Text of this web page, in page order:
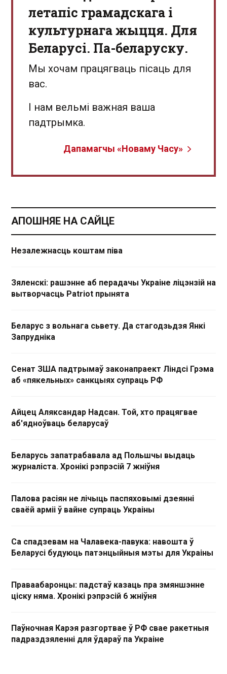
летапіс грамадскага і
культурнага жыцця. Для
Беларусі. Па-беларуску.
Мы хочам працягваць пісаць для
вас.
І нам вельмі важная ваша
падтрымка.
Дапамагчы «Новаму Часу»
АПОШНЯЕ НА САЙЦЕ
Незалежнасць коштам піва
Зяленскі: рашэнне аб перадачы Украіне ліцэнзій на
вытворчасць Patriot прынята
Беларус з вольнага сьвету. Да стагодзьдзя Янкі
Запрудніка
Сенат ЗША падтрымаў законапраект Ліндсі Грэма
аб «пякельных» санкцыях супраць РФ
Айцец Аляксандар Надсан. Той, хто працягвае
аб'ядноўваць беларусаў
Беларусь запатрабавала ад Польшчы выдаць
журналіста. Хронікі рэпрэсій 7 жніўня
Палова расіян не лічыць паспяховымі дзеянні
сваёй арміі ў вайне супраць Украіны
Са спадзевам на Чалавека-павука: навошта ў
Беларусі будуюць патэнцыйныя мэты для Украіны
Праваабаронцы: падстаў казаць пра змяншэнне
ціску няма. Хронікі рэпрэсій 6 жніўня
Паўночная Карэя разгортвае ў РФ свае ракетныя
падраздзяленні для ўдараў па Украіне